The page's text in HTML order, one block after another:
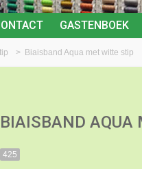
GASTENBOEK
> Biaisband Aqua met witte stip
BIAISBAND AQUA
425